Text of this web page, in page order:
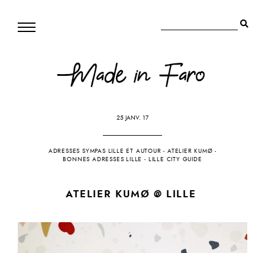
25 JANV. 17
ADRESSES SYMPAS LILLE ET AUTOUR - ATELIER KUMØ -
BONNES ADRESSES LILLE - LILLE CITY GUIDE
ATELIER KUMØ @ LILLE